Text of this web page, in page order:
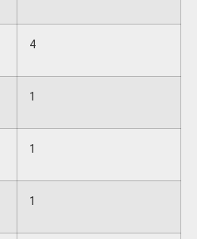
4
1
1
1